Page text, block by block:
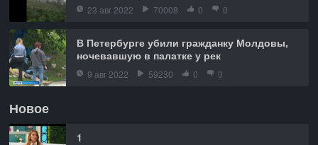
23 авг 2022 70008 0 0
В Петербурге убили гражданку Молдовы,
ночевавшую в палатке у рек
9 авг 2022 59230 0 0
Новое
1